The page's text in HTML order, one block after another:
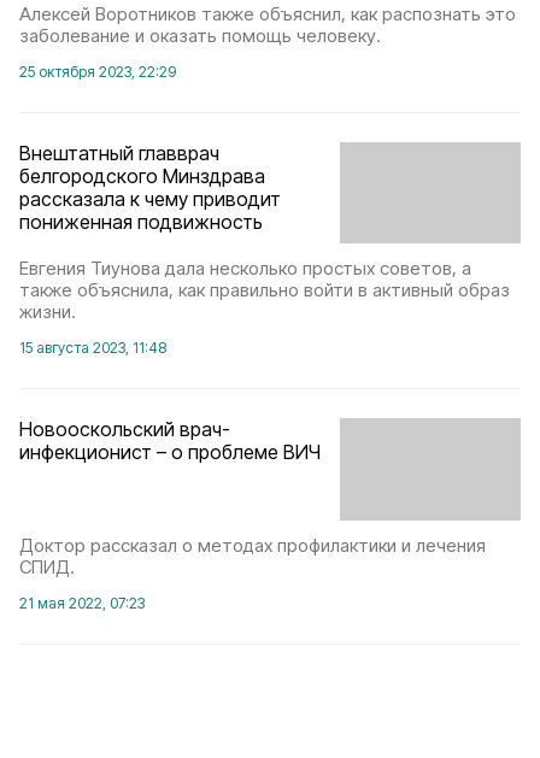
Алексей Воротников также объяснил, как распознать это
заболевание и оказать помощь человеку.
25 октября 2023, 22:29
Внештатный главврач
белгородского Минздрава
рассказала к чему приводит
пониженная подвижность
Евгения Тиунова дала несколько простых советов, а
также объяснила, как правильно войти в активный образ
жизни.
15 августа 2023, 11:48
Новооскольский врач-
инфекционист – о проблеме ВИЧ
Доктор рассказал о методах профилактики и лечения
СПИД.
21 мая 2022, 07:23